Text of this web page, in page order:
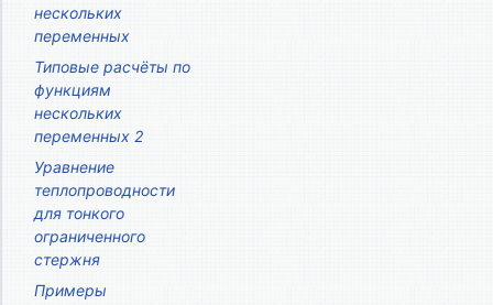
нескольких
переменных
Типовые расчёты по
функциям
нескольких
переменных 2
Уравнение
теплопроводности
для тонкого
ограниченного
стержня
Примеры